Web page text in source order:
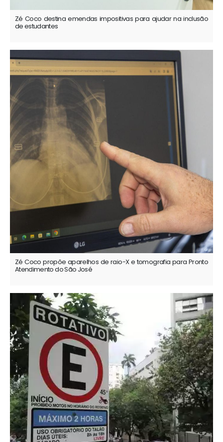
Zé Coco destina emendas impositivas para ajudar na inclusão
de estudantes
Zé Coco propõe aparelhos de raio-X e tomografia para Pronto
Atendimento do São José